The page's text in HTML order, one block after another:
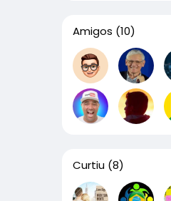
Amigos (10)
Curtiu (8)